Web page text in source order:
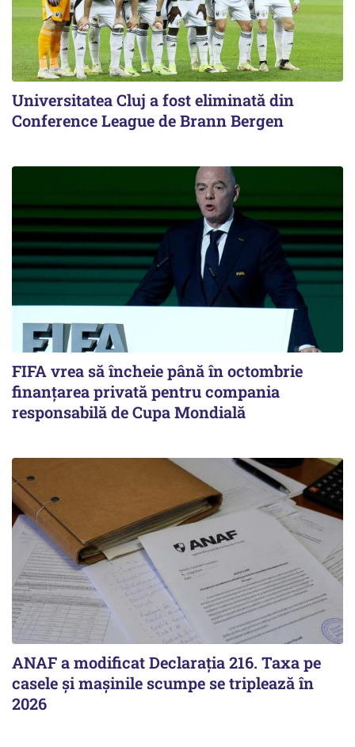
Universitatea Cluj a fost eliminată din
Conference League de Brann Bergen
FIFA vrea să încheie până în octombrie
finanțarea privată pentru compania
responsabilă de Cupa Mondială
ANAF a modificat Declarația 216. Taxa pe
casele și mașinile scumpe se triplează în
2026